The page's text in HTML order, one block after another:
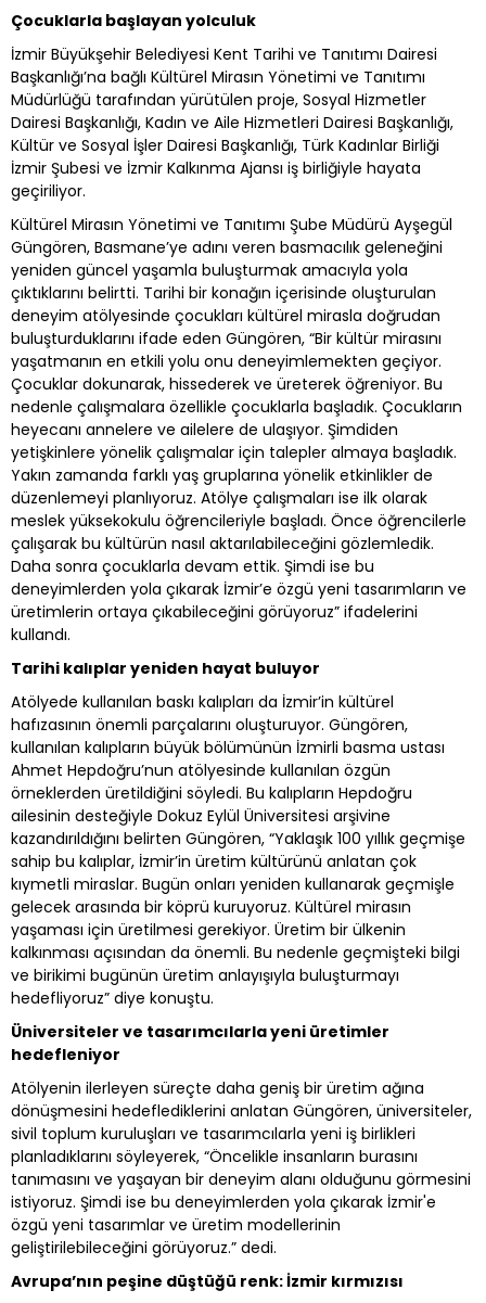
Çocuklarla başlayan yolculuk
İzmir Büyükşehir Belediyesi Kent Tarihi ve Tanıtımı Dairesi
Başkanlığı’na bağlı Kültürel Mirasın Yönetimi ve Tanıtımı
Müdürlüğü tarafından yürütülen proje, Sosyal Hizmetler
Dairesi Başkanlığı, Kadın ve Aile Hizmetleri Dairesi Başkanlığı,
Kültür ve Sosyal İşler Dairesi Başkanlığı, Türk Kadınlar Birliği
İzmir Şubesi ve İzmir Kalkınma Ajansı iş birliğiyle hayata
geçiriliyor.
Kültürel Mirasın Yönetimi ve Tanıtımı Şube Müdürü Ayşegül
Güngören, Basmane’ye adını veren basmacılık geleneğini
yeniden güncel yaşamla buluşturmak amacıyla yola
çıktıklarını belirtti. Tarihi bir konağın içerisinde oluşturulan
deneyim atölyesinde çocukları kültürel mirasla doğrudan
buluşturduklarını ifade eden Güngören, “Bir kültür mirasını
yaşatmanın en etkili yolu onu deneyimlemekten geçiyor.
Çocuklar dokunarak, hissederek ve üreterek öğreniyor. Bu
nedenle çalışmalara özellikle çocuklarla başladık. Çocukların
heyecanı annelere ve ailelere de ulaşıyor. Şimdiden
yetişkinlere yönelik çalışmalar için talepler almaya başladık.
Yakın zamanda farklı yaş gruplarına yönelik etkinlikler de
düzenlemeyi planlıyoruz. Atölye çalışmaları ise ilk olarak
meslek yüksekokulu öğrencileriyle başladı. Önce öğrencilerle
çalışarak bu kültürün nasıl aktarılabileceğini gözlemledik.
Daha sonra çocuklarla devam ettik. Şimdi ise bu
deneyimlerden yola çıkarak İzmir’e özgü yeni tasarımların ve
üretimlerin ortaya çıkabileceğini görüyoruz” ifadelerini
kullandı.
Tarihi kalıplar yeniden hayat buluyor
Atölyede kullanılan baskı kalıpları da İzmir’in kültürel
hafızasının önemli parçalarını oluşturuyor. Güngören,
kullanılan kalıpların büyük bölümünün İzmirli basma ustası
Ahmet Hepdoğru’nun atölyesinde kullanılan özgün
örneklerden üretildiğini söyledi. Bu kalıpların Hepdoğru
ailesinin desteğiyle Dokuz Eylül Üniversitesi arşivine
kazandırıldığını belirten Güngören, “Yaklaşık 100 yıllık geçmişe
sahip bu kalıplar, İzmir’in üretim kültürünü anlatan çok
kıymetli miraslar. Bugün onları yeniden kullanarak geçmişle
gelecek arasında bir köprü kuruyoruz. Kültürel mirasın
yaşaması için üretilmesi gerekiyor. Üretim bir ülkenin
kalkınması açısından da önemli. Bu nedenle geçmişteki bilgi
ve birikimi bugünün üretim anlayışıyla buluşturmayı
hedefliyoruz” diye konuştu.
Üniversiteler ve tasarımcılarla yeni üretimler
hedefleniyor
Atölyenin ilerleyen süreçte daha geniş bir üretim ağına
dönüşmesini hedeflediklerini anlatan Güngören, üniversiteler,
sivil toplum kuruluşları ve tasarımcılarla yeni iş birlikleri
planladıklarını söyleyerek, “Öncelikle insanların burasını
tanımasını ve yaşayan bir deneyim alanı olduğunu görmesini
istiyoruz. Şimdi ise bu deneyimlerden yola çıkarak İzmir'e
özgü yeni tasarımlar ve üretim modellerinin
geliştirilebileceğini görüyoruz.” dedi.
Avrupa’nın peşine düştüğü renk: İzmir kırmızısı